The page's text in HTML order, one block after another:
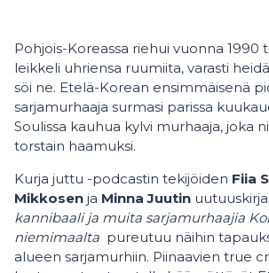
Pohjois-Koreassa riehui vuonna 1990
leikkeli uhriensa ruumiita, varasti
söi ne. Etelä-Korean ensimmäisenä
sarjamurhaaja surmasi parissa
Soulissa kauhua kylvi murhaaja, joka
torstain haamuksi.
Kurja juttu -podcastin tekijöiden Fiia
Mikkosen ja Minna Juutin uutuuskirja
kannibaali ja muita sarjamurhaajia
niemimaalta pureutuu näihin
alueen sarjamurhiin. Piinaavien true